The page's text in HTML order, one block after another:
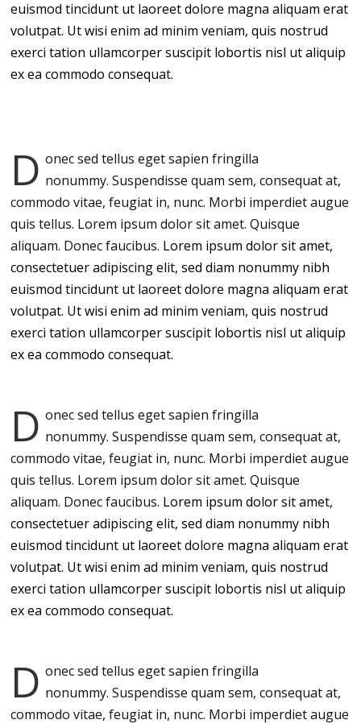
euismod tincidunt ut laoreet dolore magna aliquam erat
volutpat. Ut wisi enim ad minim veniam, quis nostrud
exerci tation ullamcorper suscipit lobortis nisl ut aliquip
ex ea commodo consequat.
D onec sed tellus eget sapien fringilla
nonummy.Suspendisse quam sem, consequat at,
commodo vitae, feugiat in, nunc. Morbi imperdiet augue
quis tellus. Lorem ipsum dolor sit amet. Quisque
aliquam. Donec faucibus. Lorem ipsum dolor sit amet,
consectetuer adipiscing elit, sed diam nonummy nibh
euismod tincidunt ut laoreet dolore magna aliquam erat
volutpat. Ut wisi enim ad minim veniam, quis nostrud
exerci tation ullamcorper suscipit lobortis nisl ut aliquip
ex ea commodo consequat.
D onec sed tellus eget sapien fringilla
nonummy.Suspendisse quam sem, consequat at,
commodo vitae, feugiat in, nunc. Morbi imperdiet augue
quis tellus. Lorem ipsum dolor sit amet. Quisque
aliquam. Donec faucibus. Lorem ipsum dolor sit amet,
consectetuer adipiscing elit, sed diam nonummy nibh
euismod tincidunt ut laoreet dolore magna aliquam erat
volutpat. Ut wisi enim ad minim veniam, quis nostrud
exerci tation ullamcorper suscipit lobortis nisl ut aliquip
ex ea commodo consequat.
D onec sed tellus eget sapien fringilla
nonummy.Suspendisse quam sem, consequat at,
commodo vitae, feugiat in, nunc. Morbi imperdiet augue